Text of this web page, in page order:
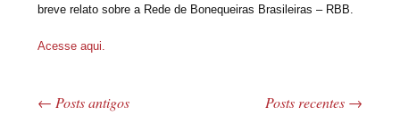
breve relato sobre a Rede de Bonequeiras Brasileiras – RBB.
Acesse aqui.
Navegação de posts
← Posts antigos Posts recentes →